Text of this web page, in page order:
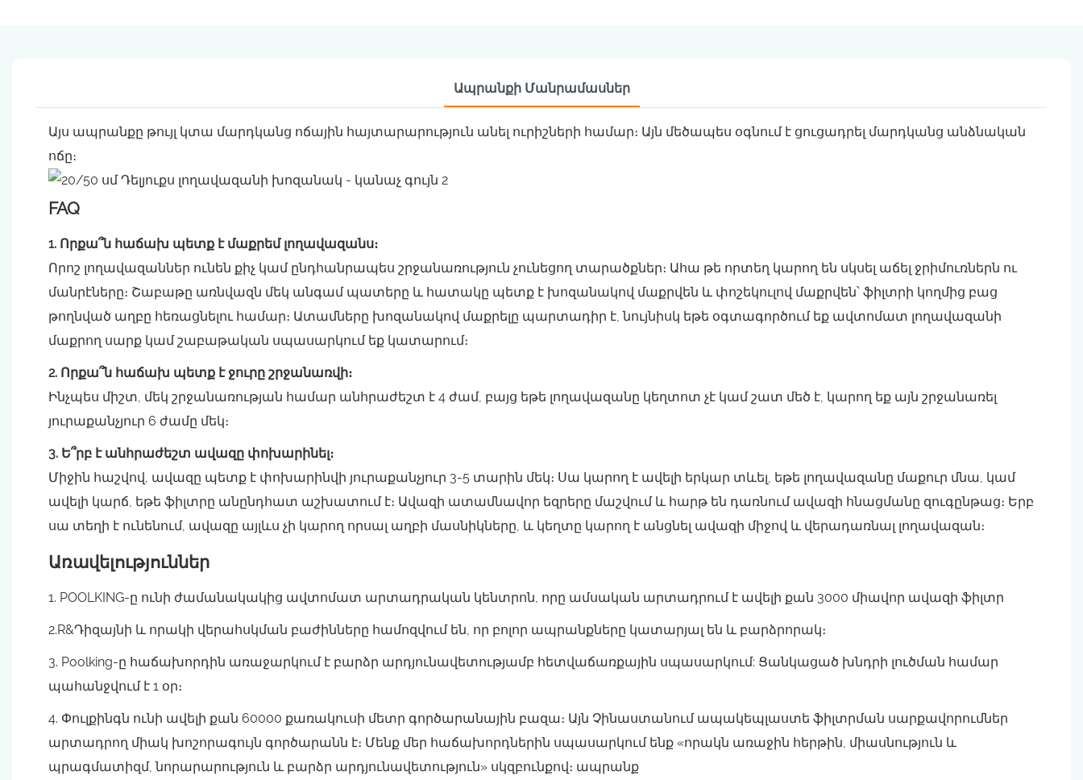
Ապրանքի Մանրամասներ
Այս ապրանքը թույլ կտա մարդկանց ոճային հայտարարություն անել ուրիշների համար։ Այն մեծապես օգնում է ցուցադրել մարդկանց անձնական
ոճը։
FAQ
1. Որքա՞ն հաճախ պետք է մաքրեմ լողավազանս։
Որոշ լողավազաններ ունեն քիչ կամ ընդհանրապես շրջանառություն չունեցող տարածքներ։ Ահա թե որտեղ կարող են սկսել աճել ջրիմուռներն ու
մանրէները։ Շաբաթը առնվազն մեկ անգամ պատերը և հատակը պետք է խոզանակով մաքրվեն և փոշեկուլով մաքրվեն՝ ֆիլտրի կողմից բաց
թողնված աղբը հեռացնելու համար։ Ատամները խոզանակով մաքրելը պարտադիր է, նույնիսկ եթե օգտագործում եք ավտոմատ լողավազանի
մաքրող սարք կամ շաբաթական սպասարկում եք կատարում։
2. Որքա՞ն հաճախ պետք է ջուրը շրջանառվի։
Ինչպես միշտ, մեկ շրջանառության համար անհրաժեշտ է 4 ժամ, բայց եթե լողավազանը կեղտոտ չէ կամ շատ մեծ է, կարող եք այն շրջանառել
յուրաքանչյուր 6 ժամը մեկ։
3. Ե՞րբ է անհրաժեշտ ավազը փոխարինել։
Միջին հաշվով, ավազը պետք է փոխարինվի յուրաքանչյուր 3-5 տարին մեկ։ Սա կարող է ավելի երկար տևել, եթե լողավազանը մաքուր մնա, կամ
ավելի կարճ, եթե ֆիլտրը անընդհատ աշխատում է։ Ավազի ատամնավոր եզրերը մաշվում և հարթ են դառնում ավազի հնացմանը զուգընթաց։ Երբ
սա տեղի է ունենում, ավազը այլևս չի կարող որսալ աղբի մասնիկները, և կեղտը կարող է անցնել ավազի միջով և վերադառնալ լողավազան։
Առավելություններ
1. POOLKING-ը ունի ժամանակակից ավտոմատ արտադրական կենտրոն, որը ամսական արտադրում է ավելի քան 3000 միավոր ավազի ֆիլտր
2.R&Դիզայնի և որակի վերահսկման բաժինները համոզվում են, որ բոլոր ապրանքները կատարյալ են և բարձրորակ։
3. Poolking-ը հաճախորդին առաջարկում է բարձր արդյունավետությամբ հետվաճառքային սպասարկում: Ցանկացած խնդրի լուծման համար
պահանջվում է 1 օր։
4. Փուլքինգն ունի ավելի քան 60000 քառակուսի մետր գործարանային բազա։ Այն Չինաստանում ապակեպլաստե ֆիլտրման սարքավորումներ
արտադրող միակ խոշորագույն գործարանն է։ Մենք մեր հաճախորդներին սպասարկում ենք «որակն առաջին հերթին, միասնություն և
պրագմատիզմ, նորարարություն և բարձր արդյունավետություն» սկզբունքով։ ապրանք